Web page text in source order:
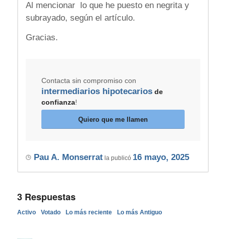
Al mencionar lo que he puesto en negrita y
subrayado, según el artículo.
Gracias.
Contacta sin compromiso con
intermediarios hipotecariosde
confianza!
Quiero que me llamen
Pau A. Monserratla publicó 16 mayo, 2025
3Respuestas
Activo Votado Lo más reciente Lo más Antiguo